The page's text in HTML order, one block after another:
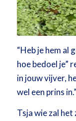
“Heb je hem al
hoe bedoel je”
in jouw vijver,
wel een prins in.”
Tsja wie zal